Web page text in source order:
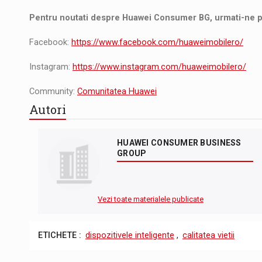
Pentru noutati despre Huawei Consumer BG, urmati-ne
Facebook: https://www.facebook.com/huaweimobilero/
Instagram: https://www.instagram.com/huaweimobilero/
Community: Comunitatea Huawei
Autori
HUAWEI CONSUMER BUSINESS
GROUP
Vezi toate materialele publicate
ETICHETE : dispozitivele inteligente , calitatea vietii